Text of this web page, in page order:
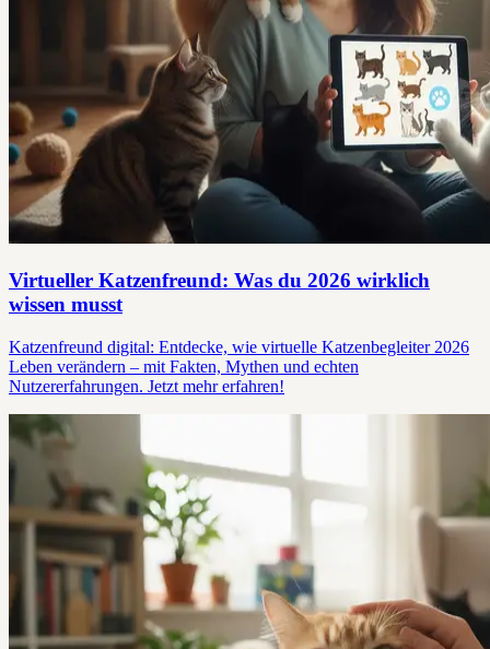
Virtueller Katzenfreund: Was du 2026 wirklich
wissen musst
Katzenfreund digital: Entdecke, wie virtuelle Katzenbegleiter 2026
Leben verändern – mit Fakten, Mythen und echten
Nutzererfahrungen. Jetzt mehr erfahren!